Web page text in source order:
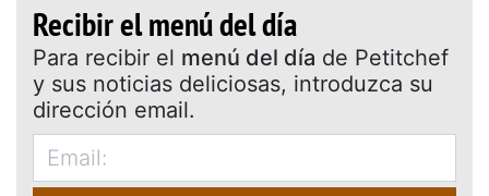
Recibir el menú del día
Para recibir el menú del día de Petitchef
y sus noticias deliciosas, introduzca su
dirección email.